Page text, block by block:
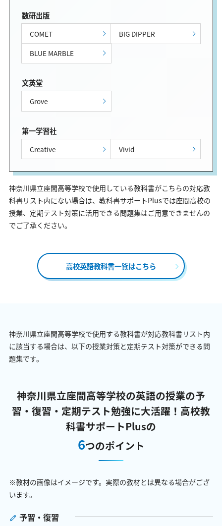
数研出版
COMET
BIG DIPPER
BLUE MARBLE
文英堂
Grove
第一学習社
Creative Vivid
神奈川県立座間高等学校で使用している教科書がこちらの対応教
科書リスト内にない場合は、教科書サポートPlusでは座間高校の
授業、定期テスト対策に活用できる問題集はご用意できませんの
でご了承ください。
高校英語教科書一覧はこちら
神奈川県立座間高等学校で使用する教科書が対応教科書リスト内
に該当する場合は、以下の授業対策と定期テスト対策ができる問
題集です。
神奈川県立座間高等学校の英語の授業の予
習・復習・定期テスト勉強に大活躍！ 高校教
科書サポートPlusの
6つのポイント
※教材の画像はイメージです。実際の教材とは異なる場合がござ
います。
予習・復習